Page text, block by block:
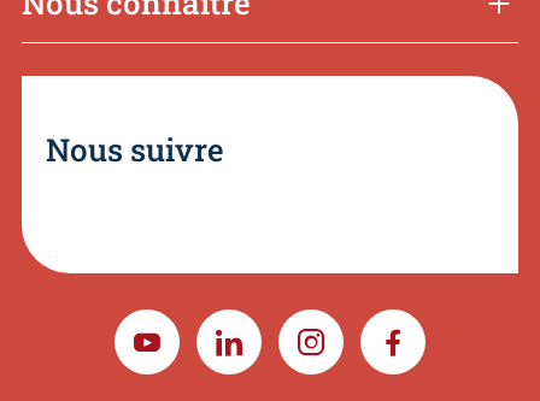
Nous suivre
YOUTUBELINKEDININSTAGRAMFACEBOOK